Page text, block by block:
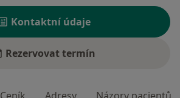
Kontaktní údaje
Rezervovat termín